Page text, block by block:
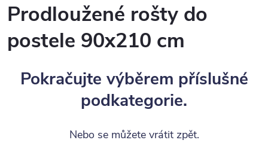
Prodloužené rošty do
postele 90x210 cm
Pokračujte výběrem příslušné
podkategorie.
Nebo se můžete vrátit zpět.